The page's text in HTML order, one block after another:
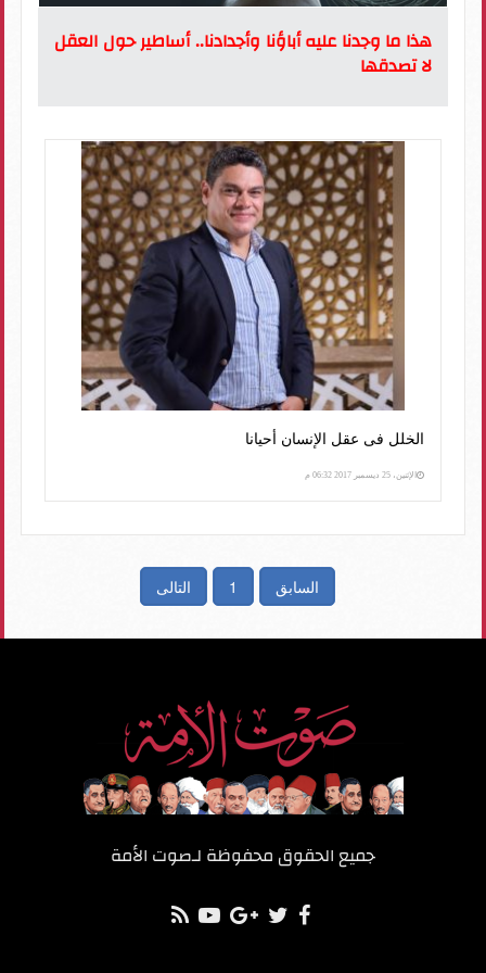
هذا ما وجدنا عليه أباؤنا وأجدادنا.. أساطير حول العقل
لا تصدقها
الخلل فى عقل الإنسان أحيانا
الإثنين، 25 ديسمبر 2017 06:32 م
السابق 1 التالى
جميع الحقوق محفوظة لـصوت الأمة